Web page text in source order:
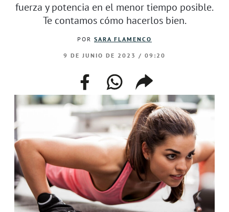
fuerza y potencia en el menor tiempo posible.
Te contamos cómo hacerlos bien.
POR SARA FLAMENCO
9 DE JUNIO DE 2023 / 09:20
facebookwhatsappcompartir
enlace